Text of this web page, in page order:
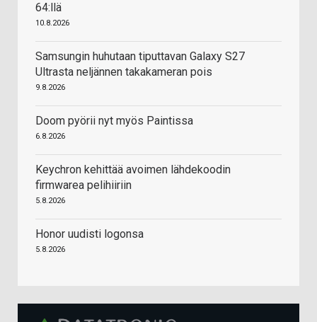
64:llä
10.8.2026
Samsungin huhutaan tiputtavan Galaxy S27
Ultrasta neljännen takakameran pois
9.8.2026
Doom pyörii nyt myös Paintissa
6.8.2026
Keychron kehittää avoimen lähdekoodin
firmwarea pelihiiriin
5.8.2026
Honor uudisti logonsa
5.8.2026